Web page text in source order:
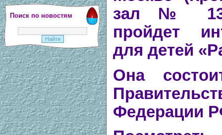
Поиск по новостям
зал № 13,
пройдет
для детей
Она
Федерации